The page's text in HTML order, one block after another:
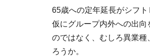
65歳への定年延長がシフ
仮にグループ内外への出
のではなく、むしろ異業
ろうか。